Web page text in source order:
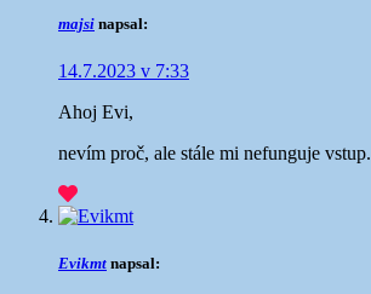
majsi napsal:
14.7.2023 v 7:33
Ahoj Evi,
nevím proč, ale stále mi nefunguje vstup.
Evikmt napsal: